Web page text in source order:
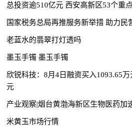
总投资逾510亿元 西安高新区53个重
国家税务总局再推服务新举措 助力民
老蓝水的翡翠打灯透吗
墨玉手镯 墨玉手镯
欣锐科技：8月4日融资买入1093.65
元
产业观察|烟台黄渤海新区生物医药加
米黄玉市场行情